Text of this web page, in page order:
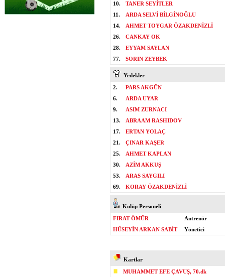
10.
TANER SEYİTLER
11.
ARDA SELVİ BİLGİNOĞLU
14.
AHMET TOYGAR ÖZAKDENİZLİ
26.
CANKAY OK
28.
EYYAM SAYLAN
77.
SORIN ZEYBEK
Yedekler
2.
PARS AKGÜN
6.
ARDA UYAR
9.
ASIM ZURNACI
13.
ABRAAM RASHIDOV
17.
ERTAN YOLAÇ
21.
ÇINAR KAŞER
25.
AHMET KAPLAN
30.
AZİM AKKUŞ
53.
ARAS SAYGILI
69.
KORAY ÖZAKDENİZLİ
Kulüp Personeli
FIRAT ÖMÜR
Antrenör
HÜSEYİN ARKAN SABİT
Yönetici
Kartlar
MUHAMMET EFE ÇAVUŞ, 70.dk